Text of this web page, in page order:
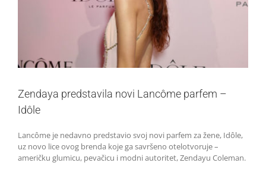
Zendaya predstavila novi Lancôme parfem –
Idôle
Lancôme je nedavno predstavio svoj novi parfem za žene, Idôle,
uz novo lice ovog brenda koje ga savršeno otelotvoruje –
američku glumicu, pevačicu i modni autoritet, Zendayu Coleman.